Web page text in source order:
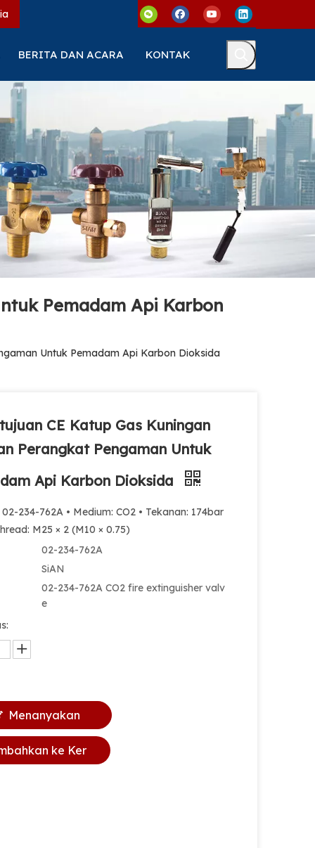
BERITA DAN ACARA KONTAK
Pemadam Api Karbon
Untuk Pemadam Api Karbon Dioksida
CE Katup Gas Kuningan
Perangkat Pengaman Untuk
Api Karbon Dioksida
02-234-762A • Medium: CO2 • Tekanan: 174bar
M25 × 2 (M10 × 0.75)
02-234-762A
SiAN
02-234-762A CO2 fire extinguisher valv
e
Menanyakan
ke Ker